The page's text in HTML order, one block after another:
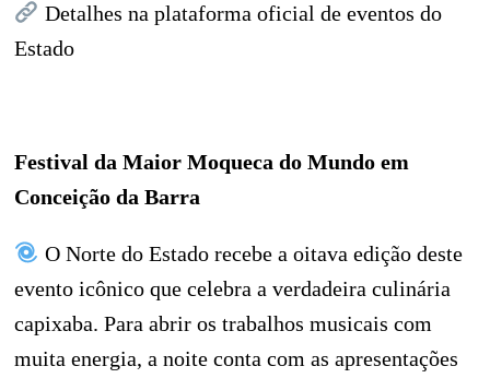
Detalhes na plataforma oficial de eventos do
Estado
Festival da Maior Moqueca do Mundo em
Conceição da Barra
O Norte do Estado recebe a oitava edição deste
evento icônico que celebra a verdadeira culinária
capixaba. Para abrir os trabalhos musicais com
muita energia, a noite conta com as apresentações